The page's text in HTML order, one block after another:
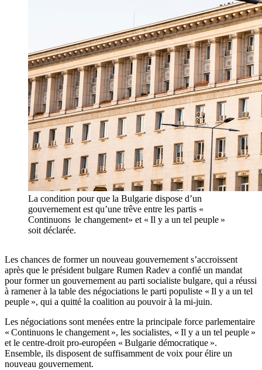
La condition pour que la Bulgarie dispose d’un
gouvernement est qu’une trêve entre les partis «
Continuons le changement» et « Il y a un tel peuple »
soit déclarée.
Les chances de former un nouveau gouvernement s’accroissent
après que le président bulgare Rumen Radev a confié un mandat
pour former un gouvernement au parti socialiste bulgare, qui a réussi
à ramener à la table des négociations le parti populiste « Il y a un tel
peuple », qui a quitté la coalition au pouvoir à la mi-juin.
Les négociations sont menées entre la principale force parlementaire
« Continuons le changement », les socialistes, « Il y a un tel peuple »
et le centre-droit pro-européen « Bulgarie démocratique ».
Ensemble, ils disposent de suffisamment de voix pour élire un
nouveau gouvernement.